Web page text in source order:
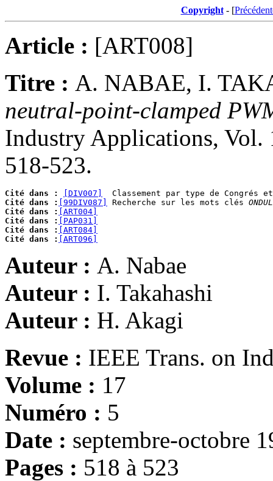
Copyright- [
Article : [ART008]
Titre : A. NABAE, I.
neutral-point-clamped
Industry Applications, Vol.
518-523.
Cité dans :
[DIV007]
Cité dans :
[99DIV087] Recherche sur les mots clés
Cité dans :
[ART004]
Cité dans :
[PAP031]
Cité dans :
[ART084]
Cité dans :
[ART096]
Auteur : A. Nabae
Auteur : I. Takahashi
Auteur : H. Akagi
Revue : IEEE Trans. on
Volume : 17
Numéro : 5
Date : septembre-octobre
Pages : 518 à 523